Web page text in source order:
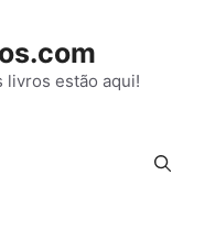
livros estão aqui!